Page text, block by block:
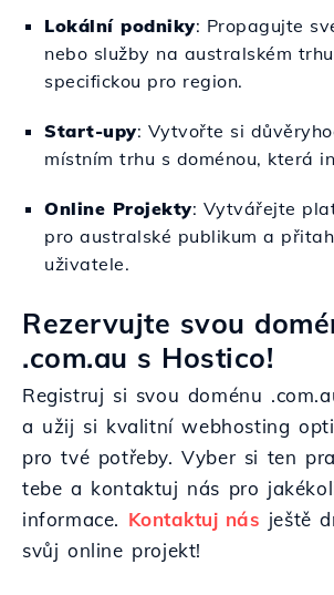
Lokální podniky: Propagujte
nebo služby na australském
specifickou pro region.
Start-upy: Vytvořte si
místním trhu s doménou, která
Online Projekty: Vytvářejte
pro australské publikum a
uživatele.
Rezervujte svou
.com.au s Hostico!
Registruj si svou doménu
a užij si kvalitní webhosting
pro tvé potřeby. Vyber si ten
tebe a kontaktuj nás pro
informace. Kontaktuj nás ještě
svůj online projekt!